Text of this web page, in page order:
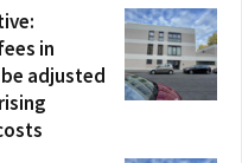
in
adjusted